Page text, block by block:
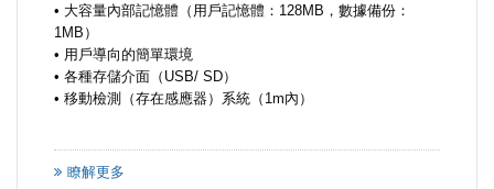
• 大容量內部記憶體（用戶記憶體：128MB，數據備份：
1MB）
• 用戶導向的簡單環境
• 各種存儲介面（USB/ SD）
• 移動檢測（存在感應器）系統（1m內）
瞭解更多